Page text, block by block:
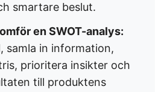
smartare beslut.
en SWOT-analys:
samla in information,
prioritera insikter och
till produktens